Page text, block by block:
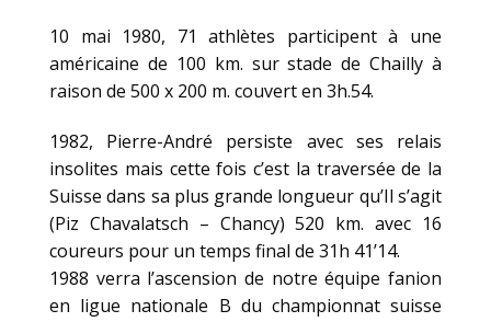
10 mai 1980, 71 athlètes participent à une
américaine de 100 km. sur stade de Chailly à
raison de 500 x 200 m. couvert en 3h.54.
1982, Pierre-André persiste avec ses relais
insolites mais cette fois c’est la traversée de la
Suisse dans sa plus grande longueur qu’Il s’agit
(Piz Chavalatsch – Chancy) 520 km. avec 16
coureurs pour un temps final de 31h 41’14.
1988 verra l’ascension de notre équipe fanion
en ligue nationale B du championnat suisse